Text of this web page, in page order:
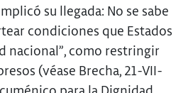
su llegada: No se sabe
condiciones que Estados
nacional”, como restringir
(véase Brecha, 21-VII-